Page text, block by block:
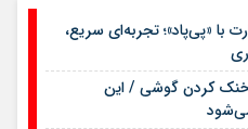
با «پی‌پاد»؛ تجربه‌ای سریع،
خنک کردن گوشی / این